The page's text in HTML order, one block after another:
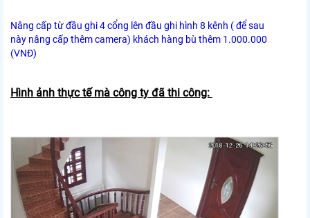
Nâng cấp từ đầu ghi 4 cổng lên đầu ghi hình 8 kênh ( để sau
này nâng cấp thêm camera) khách hàng bù thêm 1.000.000
(VNĐ)
Hình ảnh thực tế mà công ty đã thi công: